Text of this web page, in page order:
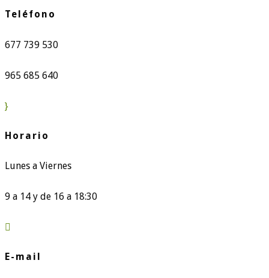
Teléfono
677 739 530
965 685 640
}
Horario
Lunes a Viernes
9 a 14 y de 16 a 18:30

E-mail